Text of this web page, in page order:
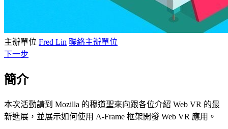
主辦單位 Fred Lin 聯絡主辦單位
下一步
簡介
本次活動請到 Mozilla 的穆道聖來向跟各位介紹 Web VR 的最
新進展，並展示如何使用 A-Frame 框架開發 Web VR 應用。